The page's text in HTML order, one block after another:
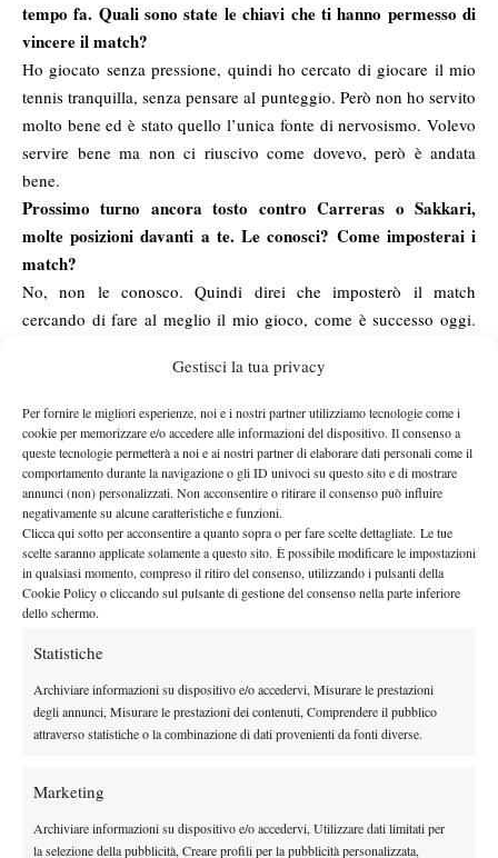
Gestisci la tua privacy
Per fornire le migliori esperienze, noi e i nostri partner utilizziamo tecnologie come i
cookie per memorizzare e/o accedere alle informazioni del dispositivo. Il consenso a
queste tecnologie permetterà a noi e ai nostri partner di elaborare dati personali come il
comportamento durante la navigazione o gli ID univoci su questo sito e di mostrare
annunci (non) personalizzati. Non acconsentire o ritirare il consenso può influire
negativamente su alcune caratteristiche e funzioni.
Clicca qui sotto per acconsentire a quanto sopra o per fare scelte dettagliate. Le tue
scelte saranno applicate solamente a questo sito. È possibile modificare le impostazioni
in qualsiasi momento, compreso il ritiro del consenso, utilizzando i pulsanti della
Cookie Policy o cliccando sul pulsante di gestione del consenso nella parte inferiore
dello schermo.
Statistiche
Archiviare informazioni su dispositivo e/o accedervi, Misurare le prestazioni
degli annunci, Misurare le prestazioni dei contenuti, Comprendere il pubblico
attraverso statistiche o la combinazione di dati provenienti da fonti diverse.
Marketing
Archiviare informazioni su dispositivo e/o accedervi, Utilizzare dati limitati per
la selezione della pubblicità, Creare profili per la pubblicità personalizzata,
tempo fa. Quali sono state le chiavi che ti hanno permesso di
vincere il match?
Ho giocato senza pressione, quindi ho cercato di giocare il mio
tennis tranquilla, senza pensare al punteggio. Però non ho servito
molto bene ed è stato quello l’unica fonte di nervosismo. Volevo
servire bene ma non ci riuscivo come dovevo, però è andata
bene.
Prossimo turno ancora tosto contro Carreras o Sakkari,
molte posizioni davanti a te. Le conosci? Come imposterai i
match?
No, non le conosco. Quindi direi che imposterò il match
cercando di fare al meglio il mio gioco, come è successo oggi.
spero di dare il mio meglio.
Il tuo 2015 non è cominciato benissimo, ma questa vittoria
sicuramente può darti fiducia… quali sono i prossimi obiettivi
o gli obiettivi della stagione?
In realtà ho cominciato abbastanza bene, ho anche giocato
contro Belinda Bencic nella Serie A e sono riuscita a portarla al
terzo set. Quindi quello è stato certamente positivo. Poi sono ho
giocato qualche ITF ma lì in effetti non mi sono sentita benissimo
in campo e quindi non ho vinto molto. Ora questa vittoria aiuterà
ed i miei obiettivi sono principalmente giocare bene e fare più
punti possibile per avere una classifica migliore.
Descrivi un po’ il tuo stile di gioco per coloro che ancora non
ti conoscono.
Sono alta 1,83m e sono una giocatrice a cui piace giocare
piace stare a fondo campo a difendere e quindi quando gioco
sulla terra devo anche adattarmi e cambiare un po’ il mio gioco.
Non sono molto a mio agio con le volée e devo lavorarci.